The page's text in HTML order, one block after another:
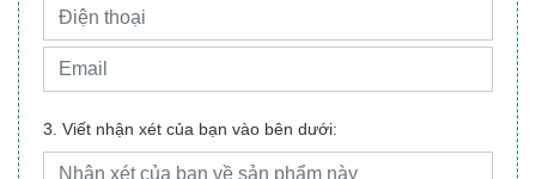
3. Viết nhận xét của bạn vào bên dưới: